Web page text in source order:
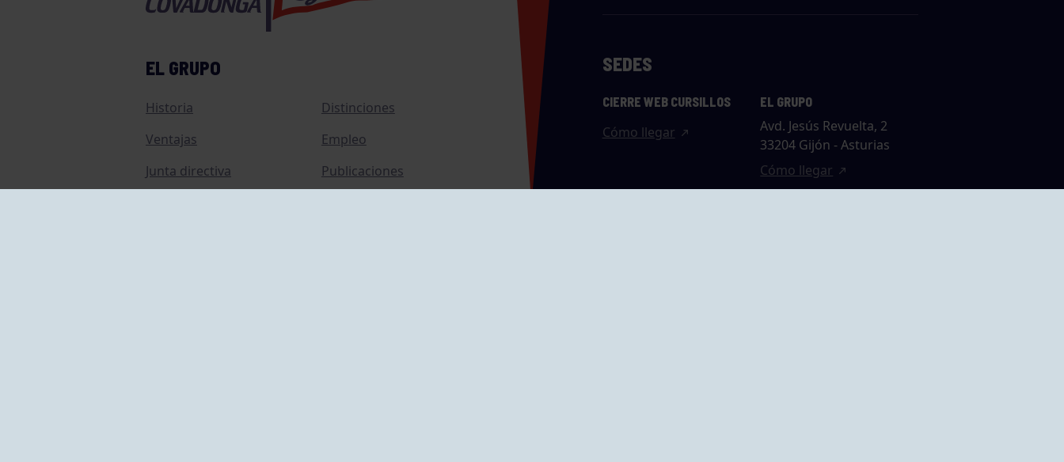
EL GRUPO
Historia
Distinciones
Ventajas
Empleo
Junta directiva
Publicaciones
SEDES
CIERRE WEB CURSILLOS
Cómo llegar
EL GRUPO
Avd. Jesús Revuelta, 2
33204 Gijón - Asturias
Cómo llegar